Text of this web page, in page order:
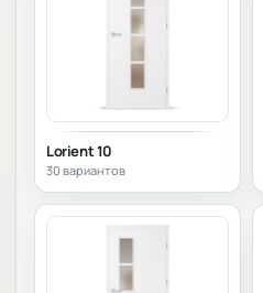
Lorient 10
30 вариантов